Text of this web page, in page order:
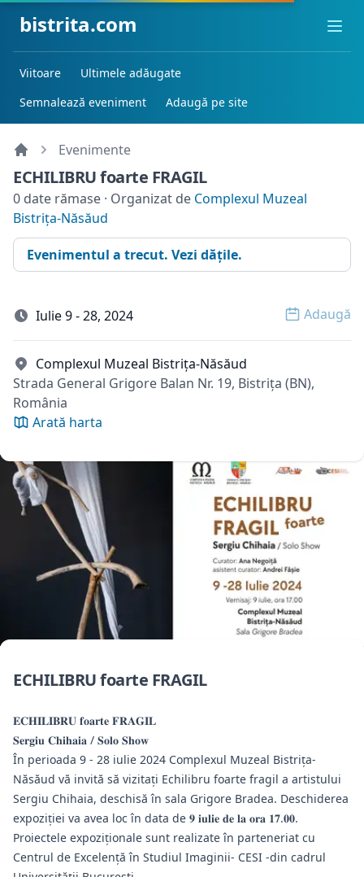
bistrita.com
Viitoare
Ultimele adăugate
Semnalează eveniment
Adaugă pe site
Evenimente
ECHILIBRU foarte FRAGIL
0 date rămase · Organizat de Complexul Muzeal
Bistrița-Năsăud
Evenimentul a trecut. Vezi dățile.
Iulie 9 - 28, 2024 Open
Adaugă
Complexul Muzeal Bistrița-Năsăud
Strada General Grigore Balan Nr. 19, Bistrița (BN),
România
Arată harta
ECHILIBRU foarte FRAGIL
𝐄𝐂𝐇𝐈𝐋𝐈𝐁𝐑𝐔 𝐟𝐨𝐚𝐫𝐭𝐞 𝐅𝐑𝐀𝐆𝐈𝐋
𝐒𝐞𝐫𝐠𝐢𝐮 𝐂𝐡𝐢𝐡𝐚𝐢𝐚 / 𝐒𝐨𝐥𝐨 𝐒𝐡𝐨𝐰
În perioada 9 - 28 iulie 2024 Complexul Muzeal Bistrița-
Năsăud vă invită să vizitați Echilibru foarte fragil a artistului
Sergiu Chihaia, deschisă în sala Grigore Bradea. Deschiderea
expoziției va avea loc în data de 𝟗 𝐢𝐮𝐥𝐢𝐞 𝐝𝐞 𝐥𝐚 𝐨𝐫𝐚 𝟏𝟕.𝟎𝟎.
Proiectele expoziționale sunt realizate în parteneriat cu
Centrul de Excelență în Studiul Imaginii- CESI -din cadrul